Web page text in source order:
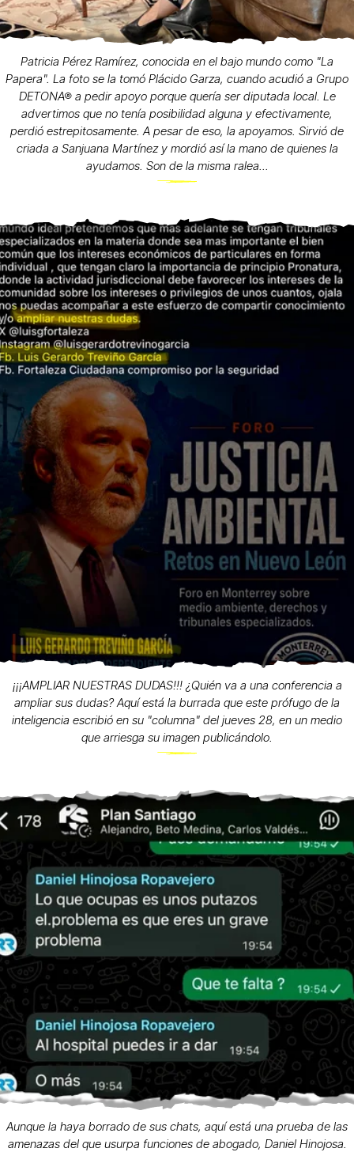
Patricia Pérez Ramírez, conocida en el bajo mundo como "La
Papera". La foto se la tomó Plácido Garza, cuando acudió a Grupo
DETONA® a pedir apoyo porque quería ser diputada local. Le
advertimos que no tenía posibilidad alguna y efectivamente,
perdió estrepitosamente. A pesar de eso, la apoyamos. Sirvió de
criada a Sanjuana Martínez y mordió así la mano de quienes la
ayudamos. Son de la misma ralea...
¡¡¡AMPLIAR NUESTRAS DUDAS!!! ¿Quién va a una conferencia a
ampliar sus dudas? Aquí está la burrada que este prófugo de la
inteligencia escribió en su "columna" del jueves 28, en un medio
que arriesga su imagen publicándolo.
Aunque la haya borrado de sus chats, aquí está una prueba de las
amenazas del que usurpa funciones de abogado, Daniel Hinojosa.